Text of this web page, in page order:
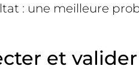
: une meilleure
et